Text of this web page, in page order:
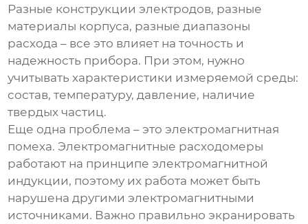
Разные конструкции электродов, разные
материалы корпуса, разные диапазоны
расхода – все это влияет на точность и
надежность прибора. При этом, нужно
учитывать характеристики измеряемой среды:
состав, температуру, давление, наличие
твердых частиц.
Еще одна проблема – это электромагнитная
помеха. Электромагнитные расходомеры
работают на принципе электромагнитной
индукции, поэтому их работа может быть
нарушена другими электромагнитными
источниками. Важно правильно экранировать